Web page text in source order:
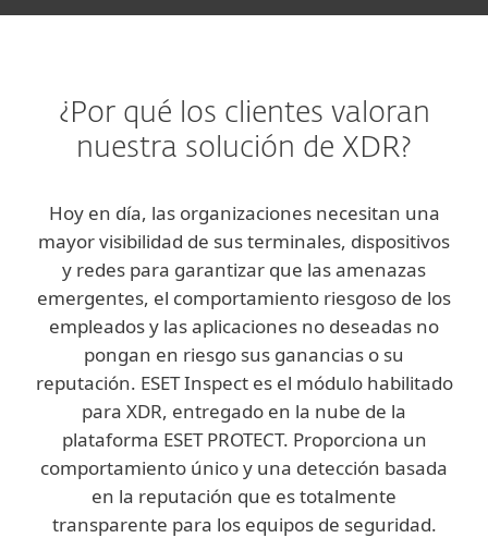
¿Por qué los clientes valoran
nuestra solución de XDR?
Hoy en día, las organizaciones necesitan una
mayor visibilidad de sus terminales, dispositivos
y redes para garantizar que las amenazas
emergentes, el comportamiento riesgoso de los
empleados y las aplicaciones no deseadas no
pongan en riesgo sus ganancias o su
reputación. ESET Inspect es el módulo habilitado
para XDR, entregado en la nube de la
plataforma ESET PROTECT. Proporciona un
comportamiento único y una detección basada
en la reputación que es totalmente
transparente para los equipos de seguridad.